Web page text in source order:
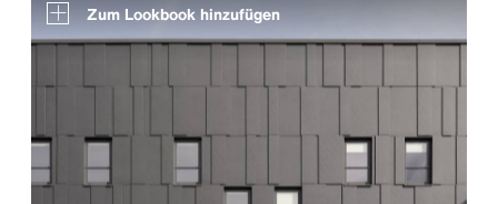
Zum Lookbook hinzufügen